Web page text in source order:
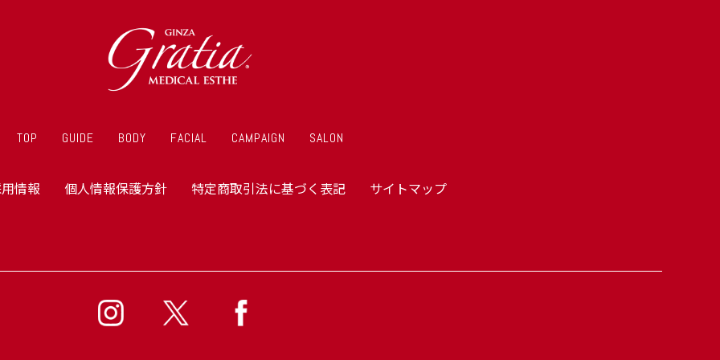
TOP GUIDE BODY FACIAL CAMPAIGN SALON
情報 個人情報保護方針 特定商取引法に基づく表記 サイトマップ